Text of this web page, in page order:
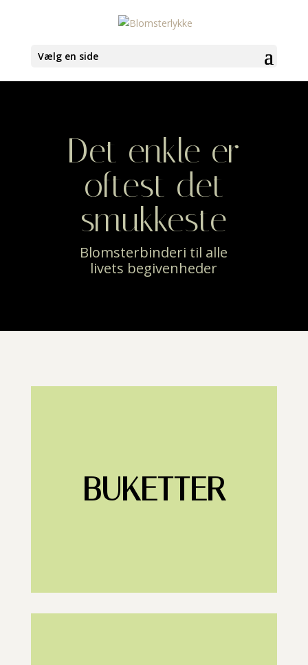
Vælg en side
Det enkle er
oftest det
smukkeste
Blomsterbinderi til alle
livets begivenheder
BUKETTER